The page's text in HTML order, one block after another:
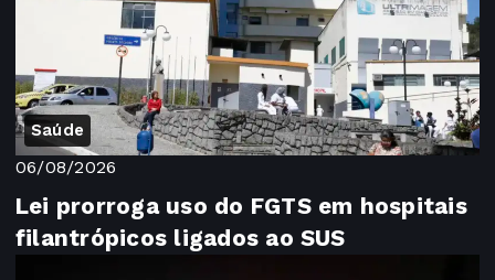
Saúde
06/08/2026
Lei prorroga uso do FGTS em hospitais
filantrópicos ligados ao SUS